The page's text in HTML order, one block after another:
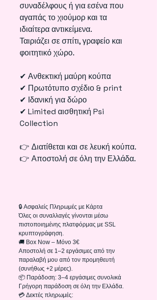
συναδέλφους ή για εσένα που
αγαπάς το χιούμορ και τα
ιδιαίτερα αντικείμενα.
Ταιριάζει σε σπίτι, γραφείο και
φοιτητικό χώρο.
✔ Ανθεκτική μαύρη κούπα
✔ Πρωτότυπο σχέδιο & print
✔ Ιδανική για δώρο
✔ Limited αισθητική Psi
Collection
👉 Διατίθεται και σε λευκή κούπα.
👉 Αποστολή σε όλη την Ελλάδα.
🔒 Ασφαλείς Πληρωμές με Κάρτα
Όλες οι συναλλαγές γίνονται μέσω
πιστοποιημένης πλατφόρμας με SSL
κρυπτογράφηση.
🚚 Box Now – Μόνο 3€
Αποστολή σε 1–2 εργάσιμες από την
παραλαβή μου από τον προμηθευτή
(συνήθως +2 μέρες).
📦 Παράδοση: 3–4 εργάσιμες συνολικά
Γρήγορη παράδοση σε όλη την Ελλάδα.
💳 Δεκτές πληρωμές: